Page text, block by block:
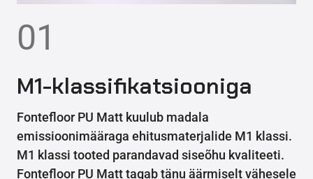
01
M1-klassifikatsiooniga
Fontefloor PU Matt kuulub madala
emissioonimääraga ehitusmaterjalide M1 klassi.
M1 klassi tooted parandavad siseõhu kvaliteeti.
Fontefloor PU Matt tagab tänu äärmiselt vähesele